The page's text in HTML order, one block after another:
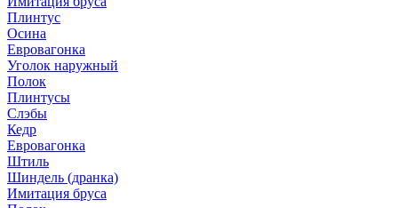
Плинтус
Осина
Евровагонка
Уголок наружный
Полок
Плинтусы
Слэбы
Кедр
Евровагонка
Штиль
Шиндель (дранка)
Имитация бруса